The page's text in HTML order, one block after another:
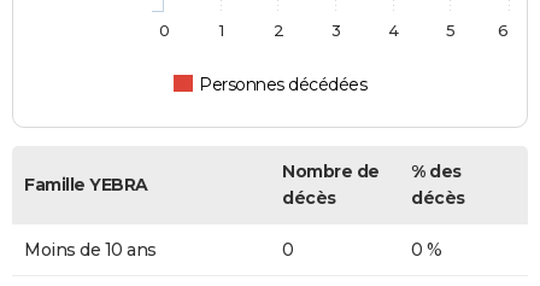
Personnes décédées
0 1 2 3 4 5 6
Famille YEBRA
Nombre de
décès
% des
décès
Moins de 10 ans 0 0 %